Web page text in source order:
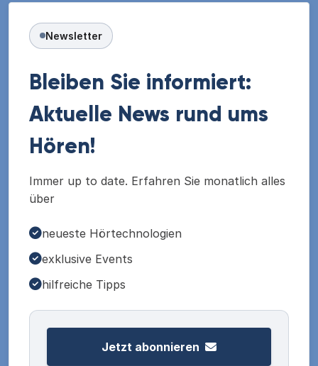
Newsletter
Bleiben Sie informiert:
Aktuelle News rund ums
Hören!
Immer up to date. Erfahren Sie monatlich alles
über
neueste Hörtechnologien
exklusive Events
hilfreiche Tipps
Jetzt abonnieren